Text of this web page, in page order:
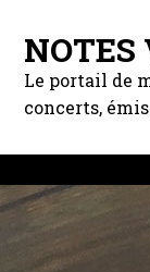
NOTES
Le portail de
concerts,